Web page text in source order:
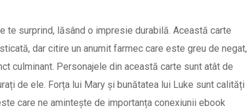
te surprind, lăsând o impresie durabilă. Această carte
dar citire un anumit farmec care este greu de negat,
culminant. Personajele din această carte sunt atât de
de ele. Forța lui Mary și bunătatea lui Luke sunt calități
care ne amintește de importanța conexiunii ebook